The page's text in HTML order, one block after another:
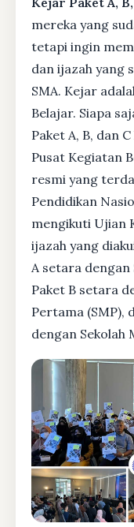
mereka yang
tetapi ingin
dan ijazah yang
SMA. Kejar
Belajar. Siapa
Paket A, B, dan
Pusat Kegiatan
resmi yang
Pendidikan
mengikuti Ujian
ijazah yang
A setara dengan
Paket B setara
Pertama (SMP),
dengan Sekolah